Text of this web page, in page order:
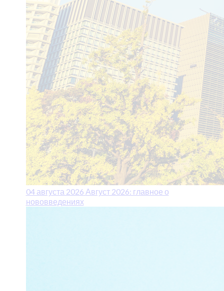
04 августа 2026 Август 2026: главное о
нововведениях